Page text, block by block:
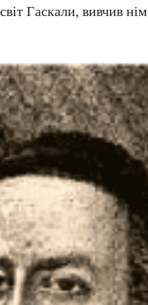
Гаскали, вивчив